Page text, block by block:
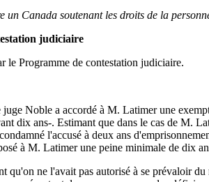
Canada soutenant les droits de la
judiciaire
le Programme de contestation judiciaire.
Noble a accordé à M. Latimer une
dix ans-. Estimant que dans le cas de M.
l'accusé à deux ans
à M. Latimer une peine minimale de dix
ne l'avait pas autorisé à se prévaloir